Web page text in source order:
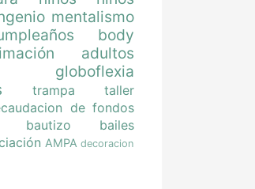
mentalismo
body
adultos
globoflexia
trampa
taller
de fondos
bautizo
bailes
AMPA decoracion